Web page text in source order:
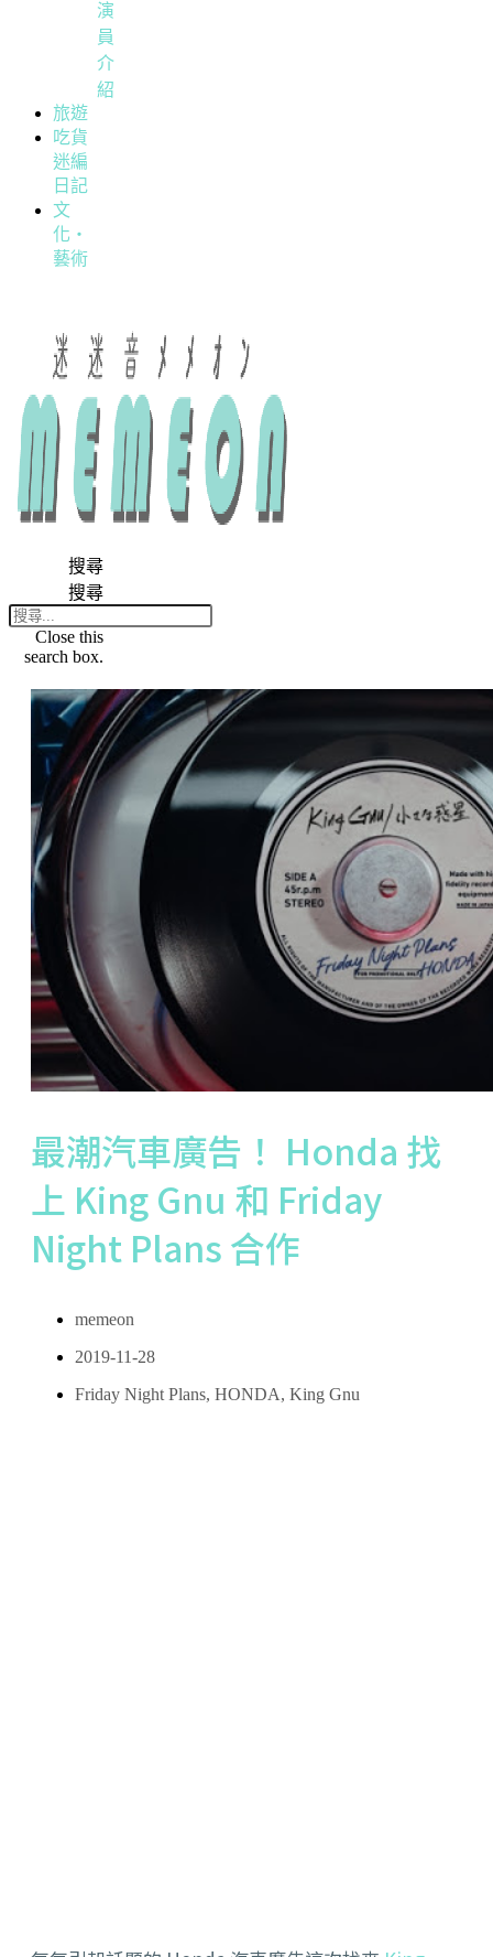
演
員
介
紹
旅遊
吃貨
迷編
日記
文
化・
藝術
搜尋
搜尋
Close this
search box.
最潮汽車廣告！ Honda 找
上 King Gnu 和 Friday
Night Plans 合作
memeon
2019-11-28
Friday Night Plans, HONDA, King Gnu